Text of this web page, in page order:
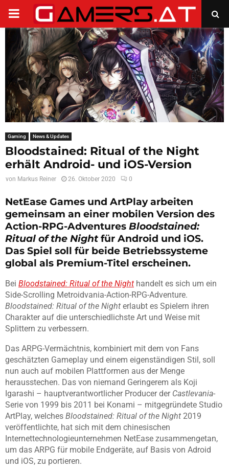
PRIMARY
MENU
Gaming News & Updates
Bloodstained: Ritual of the Night
erhält Android- und iOS-Version
von Markus Reiner 26. Oktober 2020 0
NetEase Games und ArtPlay arbeiten
gemeinsam an einer mobilen Version des
Action-RPG-Adventures Bloodstained:
Ritual of the Nightfür Android und iOS.
Das Spiel soll für beide Betriebssysteme
global als Premium-Titel erscheinen.
Bei Bloodstained: Ritual of the Night handelt es sich um ein
Side-Scrolling Metroidvania-Action-RPG-Adventure.
Bloodstained: Ritual of the Night erlaubt es Spielern ihren
Charakter auf die unterschiedlichste Art und Weise mit
Splittern zu verbessern.
Das ARPG-Vermächtnis, kombiniert mit dem von Fans
geschätzten Gameplay und einem eigenständigen Stil, soll
nun auch auf mobilen Plattformen aus der Menge
herausstechen. Das von niemand Geringerem als Koji
Igarashi – hauptverantwortlicher Producer der Castlevania-
Serie von 1999 bis 2011 bei Konami – mitgegründete Studio
ArtPlay, welches Bloodstained: Ritual of the Night 2019
veröffentlichte, hat sich mit dem chinesischen
Internettechnologieunternehmen NetEase zusammengetan,
um das ARPG für mobile Endgeräte, auf Basis von Adroid
und iOS, zu portieren.